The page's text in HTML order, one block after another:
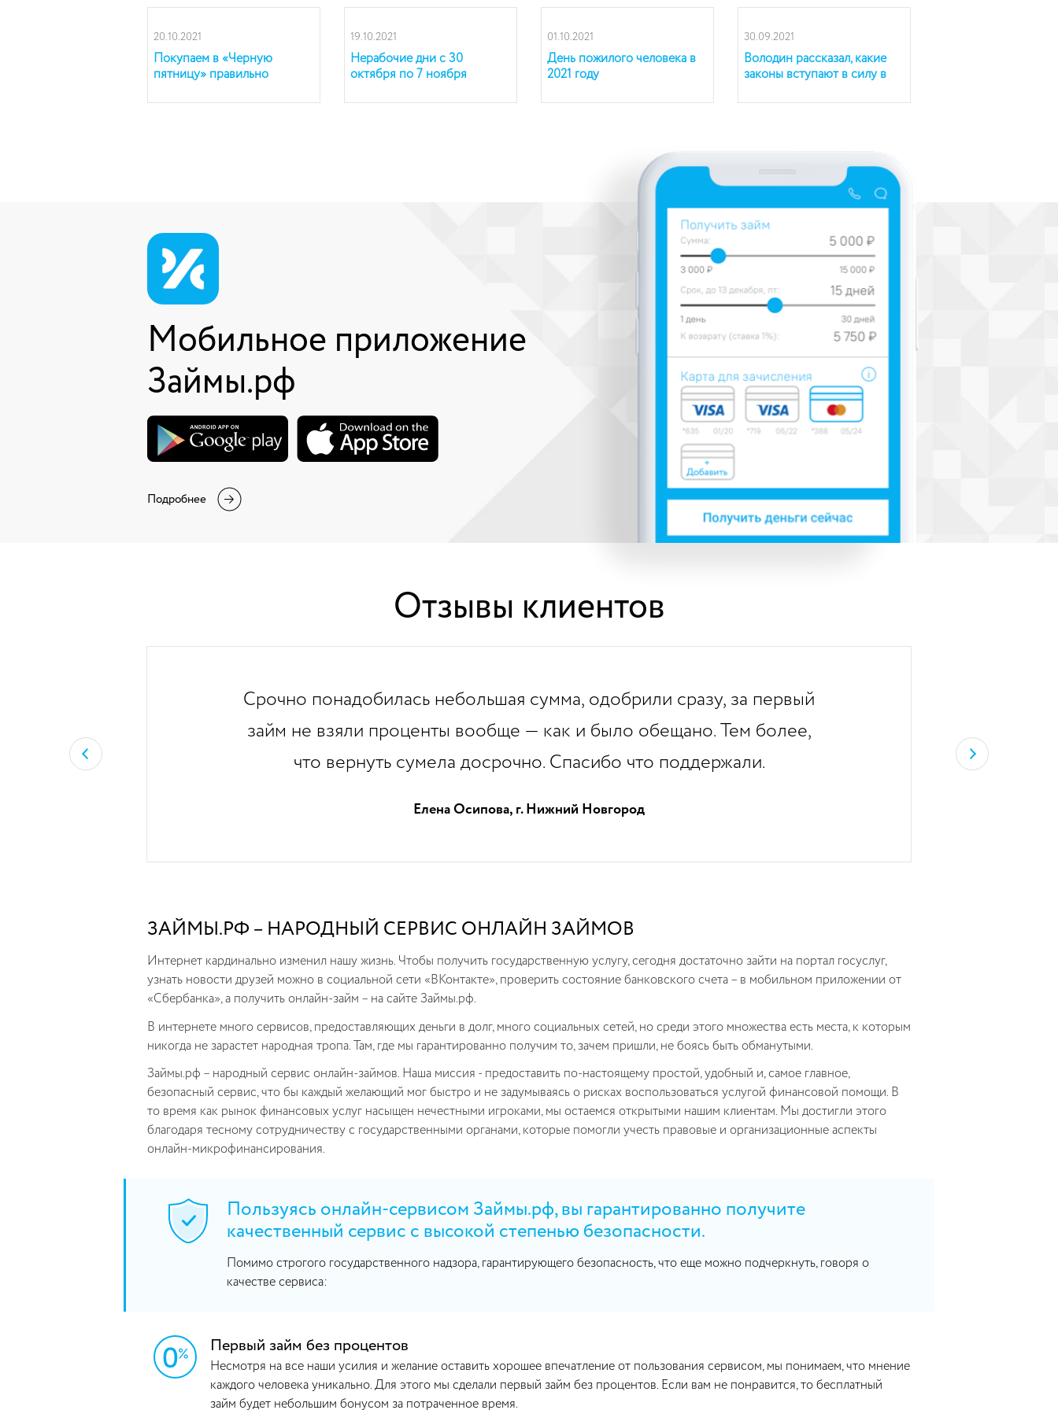
20.10.2021
Покупаем в «Черную
пятницу» правильно
19.10.2021
Нерабочие дни с 30
октября по 7 ноября
01.10.2021
День пожилого человека в
2021 году
30.09.2021
Володин рассказал, какие
законы вступают в силу в
Мобильное приложение
Займы.рф
Подробнее
Отзывы клиентов
Срочно понадобилась небольшая сумма, одобрили сразу, за первый
займ не взяли проценты вообще — как и было обещано. Тем более,
что вернуть сумела досрочно. Спасибо что поддержали.
Елена Осипова, г. Нижний Новгород
ЗАЙМЫ.РФ – НАРОДНЫЙ СЕРВИС ОНЛАЙН ЗАЙМОВ
Интернет кардинально изменил нашу жизнь. Чтобы получить государственную услугу, сегодня достаточно зайти на портал госуслуг,
узнать новости друзей можно в социальной сети «ВКонтакте», проверить состояние банковского счета – в мобильном приложении от
«Сбербанка», а получить онлайн-займ – на сайте Займы.рф.
В интернете много сервисов, предоставляющих деньги в долг, много социальных сетей, но среди этого множества есть места, к которым
никогда не зарастет народная тропа. Там, где мы гарантированно получим то, зачем пришли, не боясь быть обманутыми.
Займы.рф – народный сервис онлайн-займов. Наша миссия - предоставить по-настоящему простой, удобный и, самое главное,
безопасный сервис, что бы каждый желающий мог быстро и не задумываясь о рисках воспользоваться услугой финансовой помощи. В
то время как рынок финансовых услуг насыщен нечестными игроками, мы остаемся открытыми нашим клиентам. Мы достигли этого
благодаря тесному сотрудничеству с государственными органами, которые помогли учесть правовые и организационные аспекты
онлайн-микрофинансирования.
Пользуясь онлайн-сервисом Займы.рф, вы гарантированно получите
качественный сервис с высокой степенью безопасности.
Помимо строгого государственного надзора, гарантирующего безопасность, что еще можно подчеркнуть, говоря о
качестве сервиса:
Первый займ без процентов
Несмотря на все наши усилия и желание оставить хорошее впечатление от пользования сервисом, мы понимаем, что мнение
каждого человека уникально. Для этого мы сделали первый займ без процентов. Если вам не понравится, то бесплатный
займ будет небольшим бонусом за потраченное время.